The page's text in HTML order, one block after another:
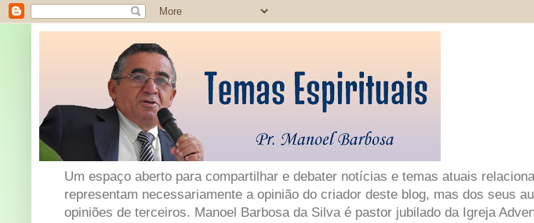
Um espaço aberto para compartilhar e debater notícias e temas atuais
representam necessariamente a opinião do criador deste blog, mas dos seus
opiniões de terceiros. Manoel Barbosa da Silva é pastor jubilado da Igreja